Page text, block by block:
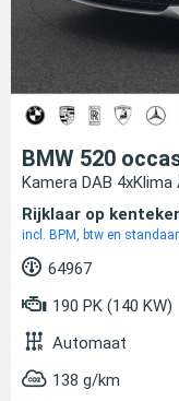
BMW 520
Kamera DAB
Rijklaar op
incl. BPM, btw en
64967
190 PK (140 KW)
Automaat
138 g/km